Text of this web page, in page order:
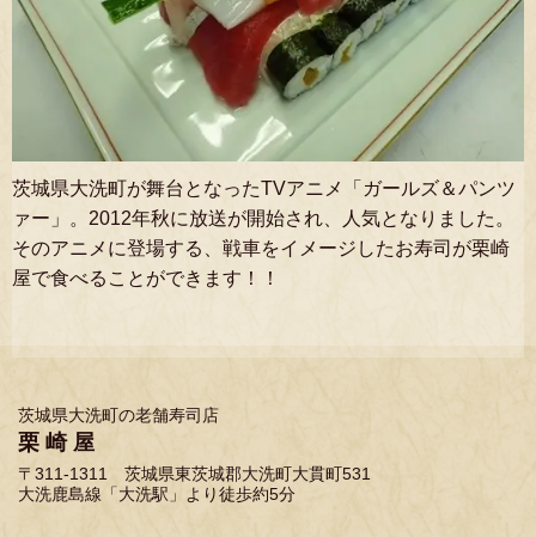
茨城県大洗町が舞台となったTVアニメ「ガールズ＆パンツ
ァー」。 2012年秋に放送が開始され、人気となりました。
そのアニメに登場する、戦車をイメージしたお寿司が栗崎
屋で食べることができます！！
茨城県大洗町の老舗寿司店
栗 崎 屋
〒311-1311 茨城県東茨城郡大洗町大貫町531
大洗鹿島線「大洗駅」より徒歩約5分